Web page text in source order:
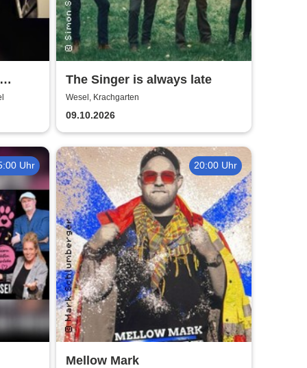
&
The Singer is always late
Wesel, Krachgarten
09.10.2026
Uhr 20:00 Uhr
Mellow Mark